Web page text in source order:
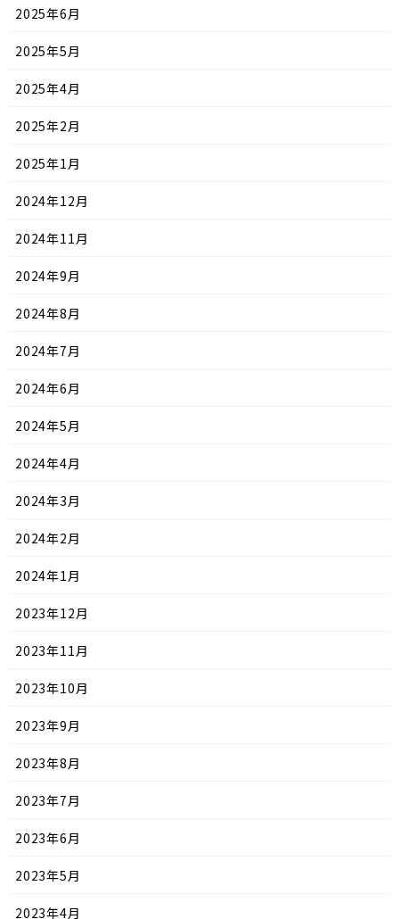
2025年6月
2025年5月
2025年4月
2025年2月
2025年1月
2024年12月
2024年11月
2024年9月
2024年8月
2024年7月
2024年6月
2024年5月
2024年4月
2024年3月
2024年2月
2024年1月
2023年12月
2023年11月
2023年10月
2023年9月
2023年8月
2023年7月
2023年6月
2023年5月
2023年4月